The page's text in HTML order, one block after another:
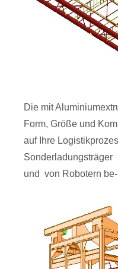
Die mit
Form, Größe und
auf Ihre
Sonderladungsträger
und von Robotern